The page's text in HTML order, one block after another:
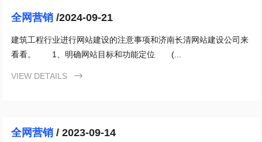
全网营销 /2024-09-21
建筑工程行业进行网站建设的注意事项和济南长清网站建设公司来
看看。 1、明确网站目标和功能定位 (...
VIEW DETAILS 
全网营销 / 2023-09-14